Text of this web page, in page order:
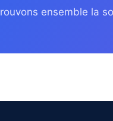
ensemble la